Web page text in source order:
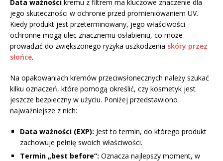
Data ważności kremu z filtrem ma kluczowe znaczenie dla
jego skuteczności w ochronie przed promieniowaniem UV.
Kiedy produkt jest przeterminowany, jego właściwości
ochronne mogą ulec znacznemu osłabieniu, co może
prowadzić do zwiększonego ryzyka uszkodzenia skóry przez
słońce.
Na opakowaniach kremów przeciwsłonecznych należy szukać
kilku oznaczeń, które pomogą określić, czy kosmetyk jest
jeszcze bezpieczny w użyciu. Poniżej przedstawiono
najważniejsze z nich:
Data ważności (EXP): Jest to termin, do którego produkt
zachowuje pełnię swoich właściwości.
Termin „best before”: Oznacza najlepszy moment, w